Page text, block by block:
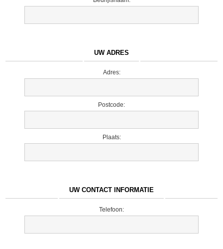
UW ADRES
Adres:
Postcode:
Plaats:
UW CONTACT INFORMATIE
Telefoon: